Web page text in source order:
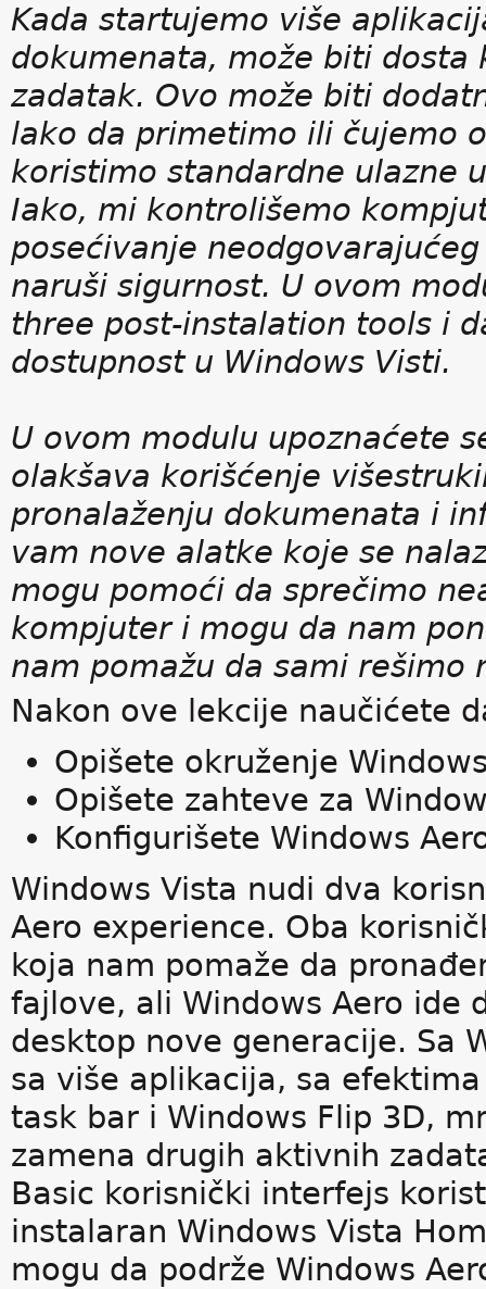
Kada startujemo više
dokumenata, može biti
zadatak. Ovo može biti
lako da primetimo ili čujemo
koristimo standardne ulazne
Iako, mi kontrolišemo
posećivanje
naruši sigurnost. U ovom
three post-instalation tools i
dostupnost u Windows Visti.
U ovom modulu upoznaćete
olakšava korišćenje
pronalaženju dokumenata i
vam nove alatke koje se
mogu pomoći da sprečimo
kompjuter i mogu da nam
nam pomažu da sami rešimo
Nakon ove lekcije naučićete
Opišete okruženje
Opišete zahteve za
Konfigurišete Windows
Windows Vista nudi dva
Aero experience. Oba
koja nam pomaže da
fajlove, ali Windows Aero ide
desktop nove generacije. Sa
sa više aplikacija, sa
task bar i Windows Flip 3D,
zamena drugih aktivnih
Basic korisnički interfejs
instalaran Windows Vista
mogu da podrže Windows